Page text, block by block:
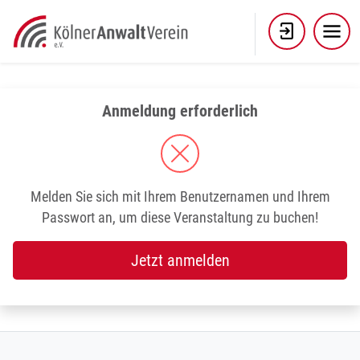
content
Anmeldung erforderlich
Melden Sie sich mit Ihrem Benutzernamen und Ihrem
Passwort an, um diese Veranstaltung zu buchen!
Jetzt anmelden